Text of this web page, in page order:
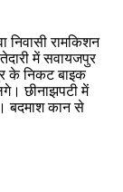
निवासी रामकिशन
में सवायजपुर
के निकट बाइक
छीनाझपटी में
बदमाश कान से